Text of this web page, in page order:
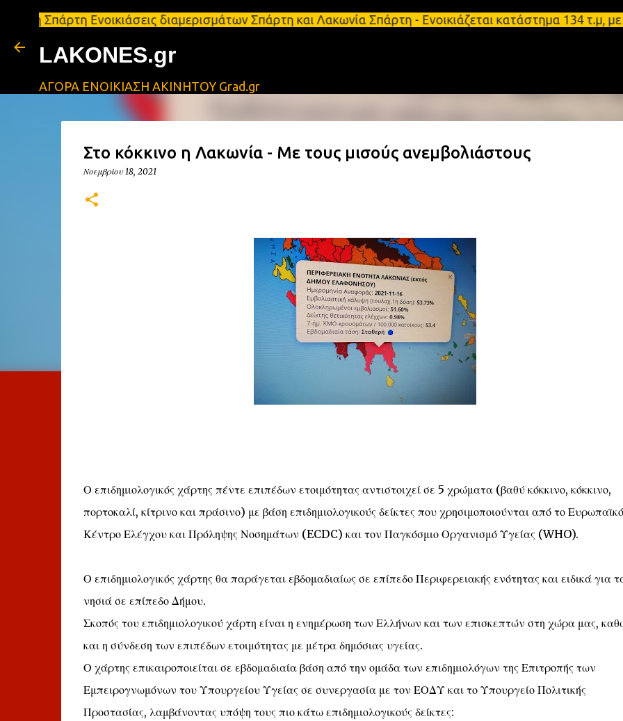
Μετάβαση στο κύριο περιεχόμενο
Ενοικιάσεις διαμερισμάτων Σπάρτη και Λακωνία Σπάρτη - Ενοικιάζεται κατάστημα 134 τ.μ, με
LAKONES.gr
ΑΓΟΡΑ ΕΝΟΙΚΙΑΣΗ ΑΚΙΝΗΤΟΥ Grad.gr
Στο κόκκινο η Λακωνία - Με τους μισούς ανεμβολιάστους
Νοεμβρίου 18, 2021
Ο επιδημιολογικός χάρτης πέντε επιπέδων ετοιμότητας αντιστοιχεί σε 5 χρώματα (βαθύ κόκκινο, κόκκινο,
πορτοκαλί, κίτρινο και πράσινο) με βάση επιδημιολογικούς δείκτες που χρησιμοποιούνται από το Ευρωπαϊκό
Κέντρο Ελέγχου και Πρόληψης Νοσημάτων (ECDC) και τον Παγκόσμιο Οργανισμό Υγείας (WHO).
Ο επιδημιολογικός χάρτης θα παράγεται εβδομαδιαίως σε επίπεδο Περιφερειακής ενότητας και ειδικά για
νησιά σε επίπεδο Δήμου.
Σκοπός του επιδημιολογικού χάρτη είναι η ενημέρωση των Ελλήνων και των επισκεπτών στη χώρα μας,
και η σύνδεση των επιπέδων ετοιμότητας με μέτρα δημόσιας υγείας.
Ο χάρτης επικαιροποιείται σε εβδομαδιαία βάση από την ομάδα των επιδημιολόγων της Επιτροπής των
Εμπειρογνωμόνων του Υπουργείου Υγείας σε συνεργασία με τον ΕΟΔΥ και το Υπουργείο Πολιτικής
Προστασίας, λαμβάνοντας υπόψη τους πιο κάτω επιδημιολογικούς δείκτες: